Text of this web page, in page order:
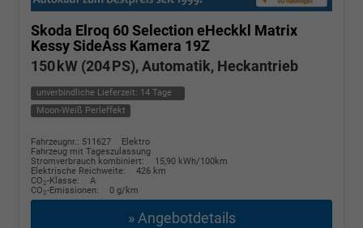
Skoda Elroq 60 Selection eHeckkl Matrix
Kessy SideAss Kamera 19Z
150 kW (204 PS), Automatik, Heckantrieb
unverbindliche Lieferzeit: 14 Tage
Moon-Weiß Perleffekt
Fahrzeugnr.: 511627
Elektro
Fahrzeug mit Tageszulassung
Stromverbrauch kombiniert:
15,90 kWh/100km
Elektrische Reichweite:
426 km
CO2-Klasse:
A
CO2-Emissionen: 0 g/km
» Angebotdetails